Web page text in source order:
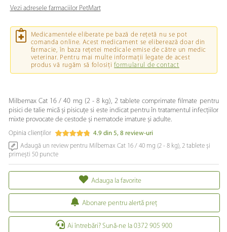
Vezi adresele farmaciilor PetMart
Medicamentele eliberate pe bază de rețetă nu se pot
comanda online. Acest medicament se eliberează doar din
farmacie, în baza rețetei medicale emise de către un medic
veterinar. Pentru mai multe informații legate de acest
produs vă rugăm să folosițiformularul de contact
Milbemax Cat 16 / 40 mg (2 - 8 kg), 2 tablete comprimate filmate pentru
pisici de talie mică și pisicuțe si este indicat pentru în tratamentul infecțiilor
mixte provocate de cestode și nematode imature și adulte.
Opinia clienților 4.9din 5, 8 review-uri
Adaugă un review pentru Milbemax Cat 16 / 40 mg (2 - 8 kg), 2 tablete și
primești 50 puncte
Adauga la favorite
Abonare pentru alertă preţ
Ai întrebări? Sună-ne la 0372 905 900